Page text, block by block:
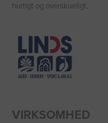
hurtigt og overskueligt.
VIRKSOMHED